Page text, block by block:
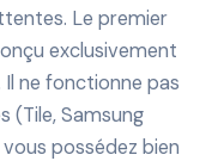
Le premier
exclusivement
Il ne fonctionne pas
(Tile, Samsung
possédez bien